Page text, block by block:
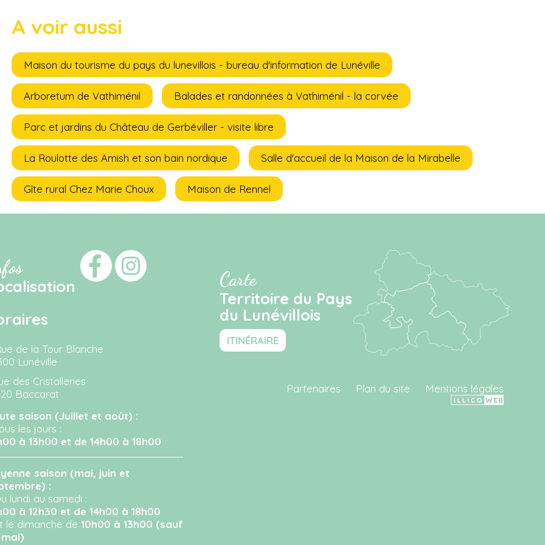
A voir aussi
Maison du tourisme du pays du lunevillois - bureau d'information de Lunéville
Arboretum de Vathiménil Balades et randonnées à Vathiménil - la corvée
Parc et jardins du Château de Gerbéviller - visite libre
La Roulotte des Amish et son bain nordique Salle d'accueil de la Maison de la Mirabelle
Gîte rural Chez Marie Choux Maison de Rennel
de la Tour Blanche
Lunéville
des Cristalleries
Baccarat
saison (Juillet et août) :
les jours :
à 13h00 et de 14h00 à 18h00
saison (mai, juin et
:
lundi au samedi :
à 12h30 et de 14h00 à 18h00
le dimanche de10h00 à 13h00 (sauf
Carte
Territoire du Pays
du Lunévillois
ITINÉRAIRE
Partenaires Plan du site Mentions légales